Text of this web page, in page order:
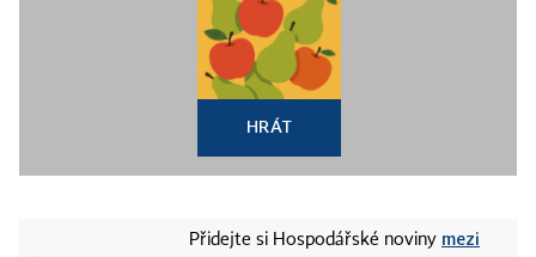
HRÁT
Přidejte si Hospodářské noviny mezi